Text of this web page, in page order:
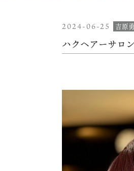
2024-06-25 吉原
ハクヘアーサロ